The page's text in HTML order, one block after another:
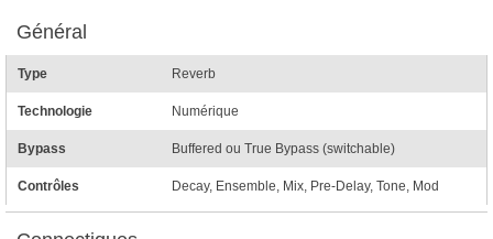
Général
Type Reverb
Technologie Numérique
Bypass Buffered ou True Bypass (switchable)
Contrôles Decay, Ensemble, Mix, Pre-Delay, Tone, Mod